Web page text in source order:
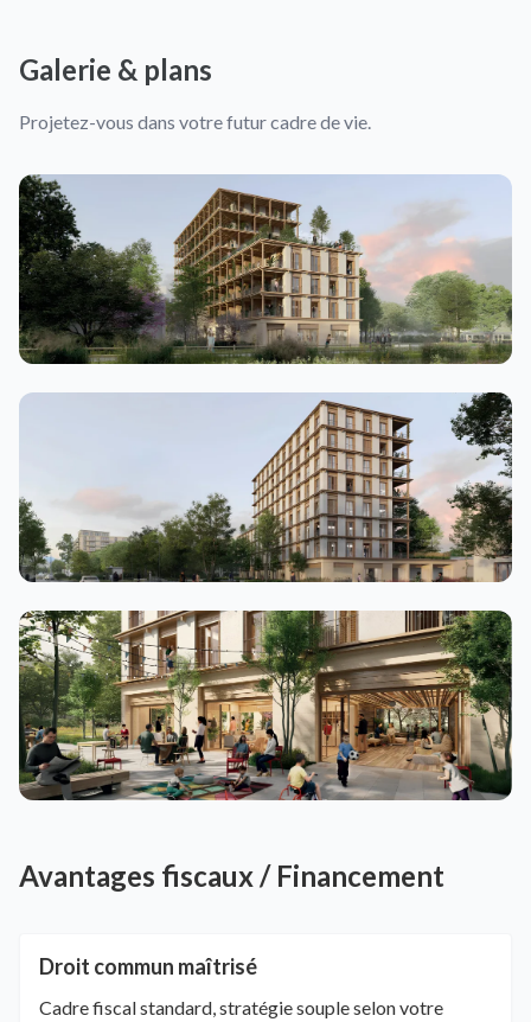
Galerie & plans
Projetez-vous dans votre futur cadre de vie.
Avantages fiscaux / Financement
Droit commun maîtrisé
Cadre fiscal standard, stratégie souple selon votre